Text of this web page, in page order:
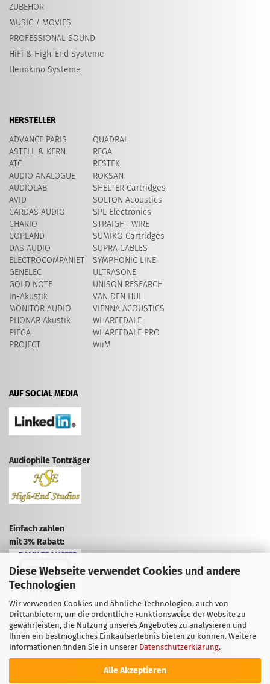
Diese Webseite verwendet Cookies und andere
Technologien
Wir verwenden Cookies und ähnliche Technologien, auch von
Drittanbietern, um die ordentliche Funktionsweise der Website zu
gewährleisten, die Nutzung unseres Angebotes zu analysieren und
Ihnen ein bestmögliches Einkaufserlebnis bieten zu können. Weitere
Informationen finden Sie in unserer Datenschutzerklärung.
Alle Akzeptieren
ZUBEHOR
MUSIC / MOVIES
PROFESSIONAL SOUND
HiFi & High-End Systeme
Heimkino Systeme
HERSTELLER
ADVANCE PARIS
ASTELL & KERN
ATC
AUDIO ANALOGUE
AUDIOLAB
AVID
CARDAS AUDIO
CHARIO
COPLAND
DAS AUDIO
ELECTROCOMPANIET
GENELEC
GOLD NOTE
In-Akustik
MONITOR AUDIO
PHONAR Akustik
PIEGA
PROJECT
QUADRAL
REGA
RESTEK
ROKSAN
SHELTER Cartridges
SOLTON Acoustics
SPL Electronics
STRAIGHT WIRE
SUMIKO Cartridges
SUPRA CABLES
SYMPHONIC LINE
ULTRASONE
UNISON RESEARCH
VAN DEN HUL
VIENNA ACOUSTICS
WHARFEDALE
WHARFEDALE PRO
WiiM
AUF SOCIAL MEDIA
Audiophile Tonträger
Einfach zahlen
mit 3% Rabatt:
VERTRAG WIDERRUFEN
WIDERRUFSRECHT